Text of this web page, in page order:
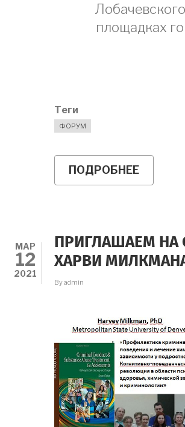
площадках
Теги
ФОРУМ
ПОДРОБНЕЕ
15-
17
МАЯ
2021
МАР
12
2021
ПРИГЛАШАЕМ НА
ХАРВИ
Byadmin